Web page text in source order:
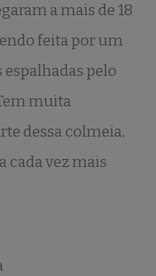
a mais de 18
feita por um
pelo
muita
dessa colmeia,
cada vez mais